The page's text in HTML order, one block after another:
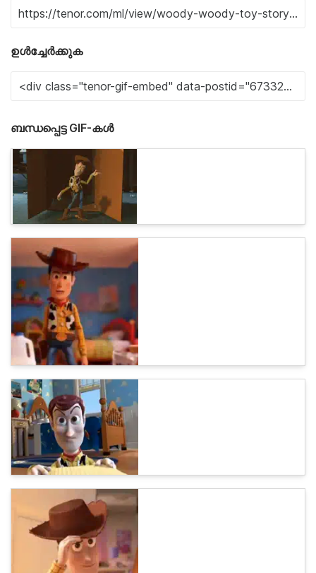
ഉൾച്ചേർക്കുക
ബന്ധപ്പെട്ട GIF-കൾ